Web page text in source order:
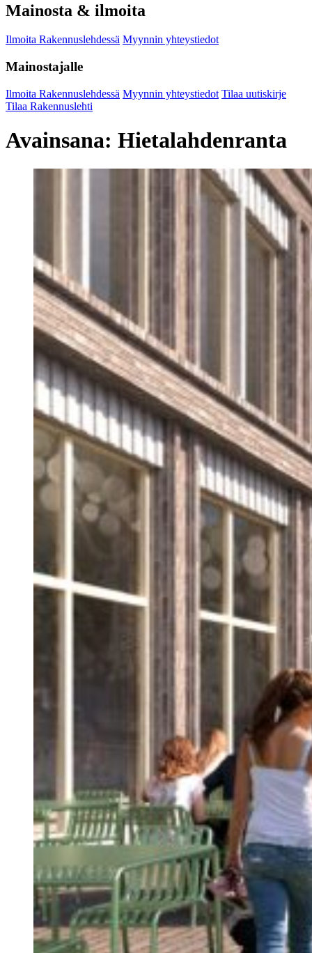
Mainosta & ilmoita
Ilmoita Rakennuslehdessä Myynnin yhteystiedot
Mainostajalle
Ilmoita Rakennuslehdessä Myynnin yhteystiedot Tilaa uutiskirje
Tilaa Rakennuslehti
Avainsana: Hietalahdenranta